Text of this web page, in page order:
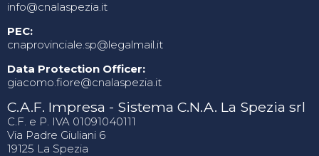
info@cnalaspezia.it
PEC:
cnaprovinciale.sp@legalmail.it
Data Protection Officer:
giacomo.fiore@cnalaspezia.it
C.A.F. Impresa - Sistema C.N.A. La Spezia srl
C.F. e P. IVA 01091040111
Via Padre Giuliani 6
19125 La Spezia